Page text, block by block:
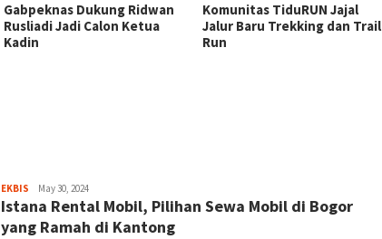
Gabpeknas Dukung Ridwan
Rusliadi Jadi Calon Ketua
Kadin
Komunitas TiduRUN Jajal
Jalur Baru Trekking dan Trail
Run
EKBIS Sayyev
May 30, 2024
Istana Rental Mobil, Pilihan Sewa Mobil di Bogor
yang Ramah di Kantong